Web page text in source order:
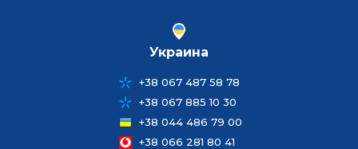
Украина
+38 067 487 58 78
+38 067 885 10 30
+38 044 486 79 00
+38 066 281 80 41